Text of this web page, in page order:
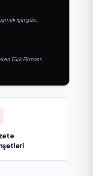
için gün
Türk Firması: